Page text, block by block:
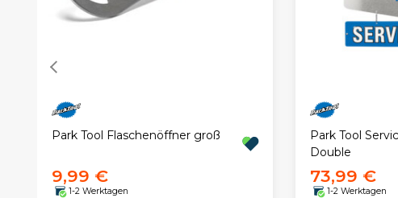
Park Tool Flaschenöffner groß
9,99 €
1-2 Werktagen
Park Tool
Double
73,99 €
1-2 Werktagen